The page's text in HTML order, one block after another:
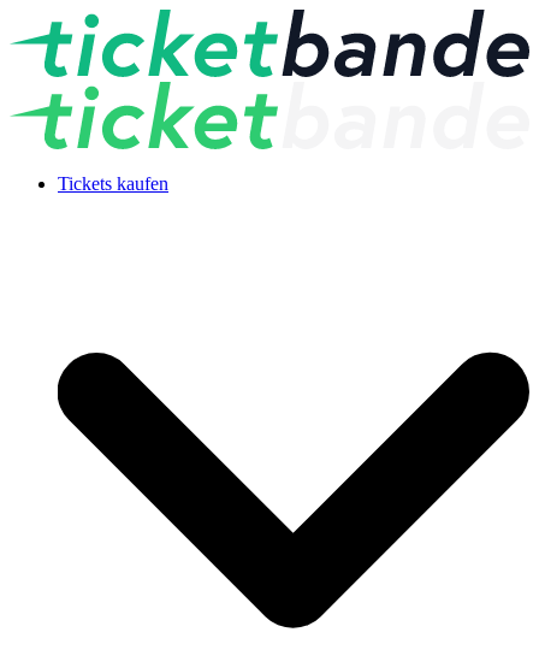
Tickets kaufen